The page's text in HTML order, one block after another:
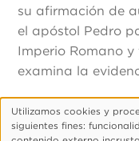
su afirmación de
el apóstol Pedro
Imperio Romano
examina la
Uso
de
Utilizamos cookies y
siguientes fines: